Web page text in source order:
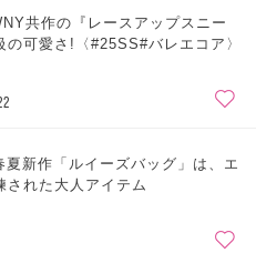
共作の『レースアップスニー
の可愛さ!〈#25SS#バレエコア〉
新作「ルイーズバッグ」は、エ
された大人アイテム